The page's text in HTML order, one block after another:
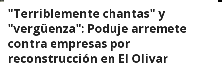
"Terriblemente chantas" y
"vergüenza": Poduje arremete
contra empresas por
reconstrucción en El Olivar